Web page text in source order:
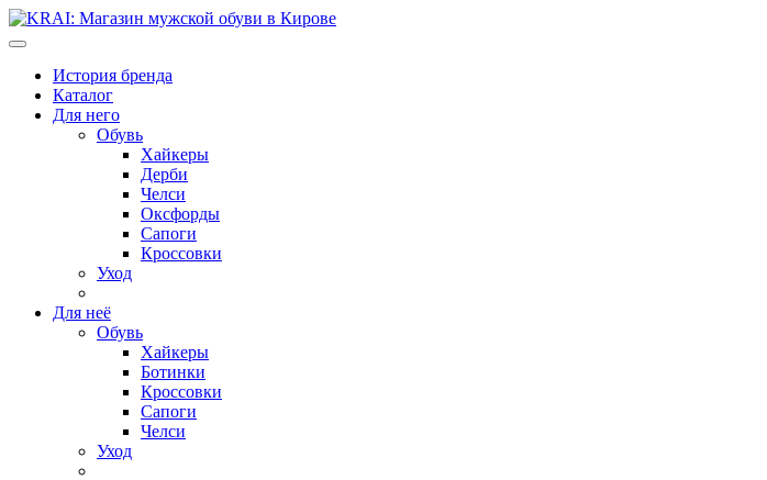
История бренда
Каталог
Для него
Обувь
Хайкеры
Дерби
Челси
Оксфорды
Сапоги
Кроссовки
Уход
Для неё
Обувь
Хайкеры
Ботинки
Кроссовки
Сапоги
Челси
Уход